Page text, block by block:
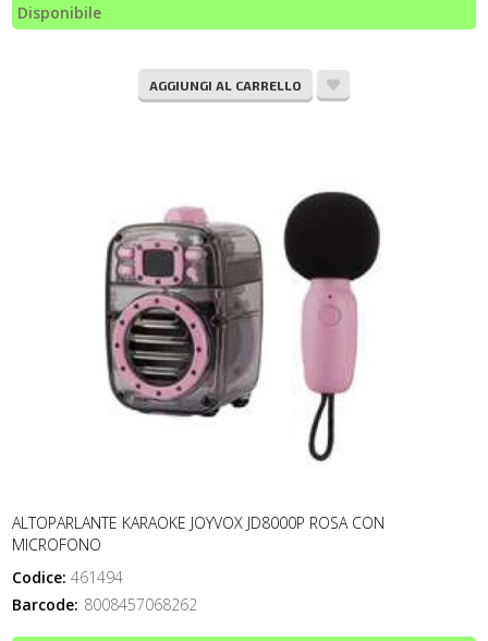
Disponibile
AGGIUNGI AL CARRELLO
ALTOPARLANTE KARAOKE JOYVOX JD8000P ROSA CON
MICROFONO
Codice: 461494
Barcode: 8008457068262